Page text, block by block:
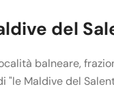
del
balneare,
"le Maldive del